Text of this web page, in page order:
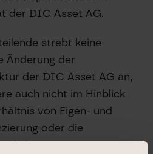
der DIC Asset AG.
strebt keine
Änderung der
der DIC Asset AG an,
auch nicht im Hinblick
von Eigen- und
oder die